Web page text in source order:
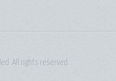
All rights reserved.